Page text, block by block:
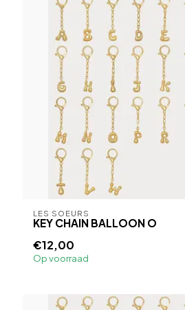
LES SOEURS
KEY CHAIN BALLOON O
€12,00
Op voorraad